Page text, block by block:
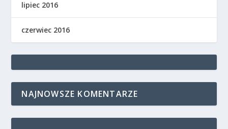
lipiec 2016
czerwiec 2016
NAJNOWSZE KOMENTARZE